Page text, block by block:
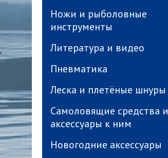
Ножи и рыболовные
инструменты
Литература и видео
Пневматика
Леска и плетёные шнуры
Самоловящие средства и
аксессуары к ним
Новогодние аксессуары